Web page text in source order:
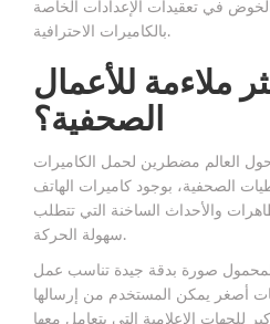
الخوض في تعقيدات الإعدادات الخاصة
بالكاميرات الاحترافية.
ملاءمة للأعمال
الصحفية؟
حول العالم مضطرين لحمل الكاميرات
الصحفية، بوجود كاميرات الهاتف
والأحداث الساخنة التي تتطلب
سهولة الحركة.
المحمول صورة بدقة جيدة تناسب عمل
أصغر يمكن المستخدم من إرسالها